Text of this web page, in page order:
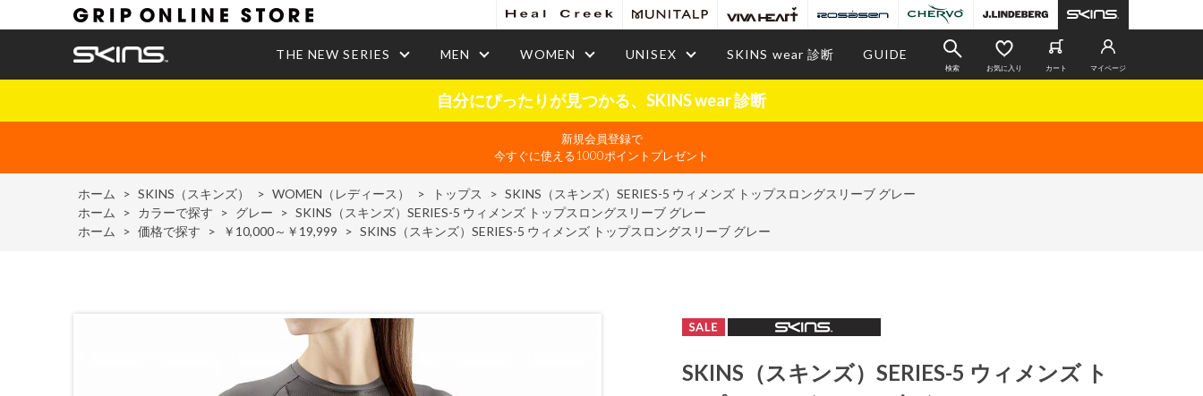
THE NEW SERIES MEN WOMEN UNISEX SKINS wear 診断 GUIDE
検索 お気に入り カート マイページ
自分にぴったりが見つかる、SKINS wear 診断
新規会員登録で
今すぐに使える1000ポイントプレゼント
ホーム > SKINS（スキンズ） > WOMEN（レディース） > トップス > SKINS（スキンズ）SERIES-5 ウィメンズ トップスロングスリーブ グレー
ホーム
> カラーで探す > グレー > SKINS（スキンズ）SERIES-5 ウィメンズ トップスロングスリーブ グレー
ホーム
> 価格で探す > ￥10,000～￥19,999 > SKINS（スキンズ）SERIES-5 ウィメンズ トップスロングスリーブ グレー
SKINS（スキンズ）SERIES-5 ウィメンズ ト